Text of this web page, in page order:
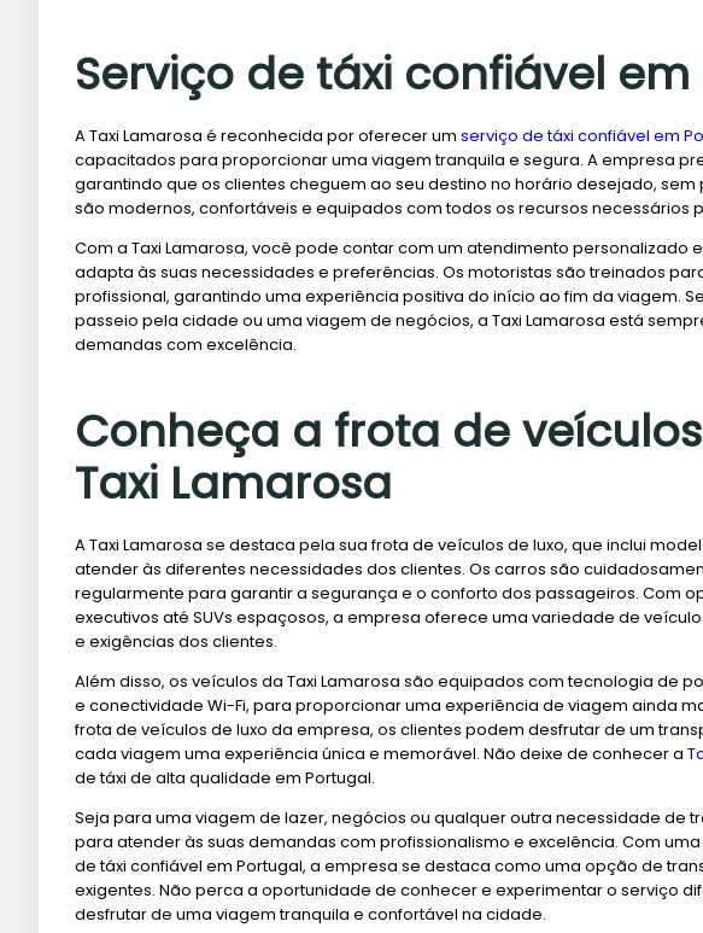
Serviço de táxi confiável
A Taxi Lamarosa é reconhecida por oferecer um serviço de táxi confiável em
capacitados para proporcionar uma viagem tranquila e segura. A empresa
garantindo que os clientes cheguem ao seu destino no horário desejado,
são modernos, confortáveis e equipados com todos os recursos necessários
Com a Taxi Lamarosa, você pode contar com um atendimento personalizado
adapta às suas necessidades e preferências. Os motoristas são treinados
profissional, garantindo uma experiência positiva do início ao fim da viagem.
passeio pela cidade ou uma viagem de negócios, a Taxi Lamarosa está
demandas com excelência.
Conheça a frota de
Taxi Lamarosa
A Taxi Lamarosa se destaca pela sua frota de veículos de luxo, que inclui
atender às diferentes necessidades dos clientes. Os carros são
regularmente para garantir a segurança e o conforto dos passageiros. Com
executivos até SUVs espaçosos, a empresa oferece uma variedade de
e exigências dos clientes.
Além disso, os veículos da Taxi Lamarosa são equipados com tecnologia de
e conectividade Wi-Fi, para proporcionar uma experiência de viagem ainda
frota de veículos de luxo da empresa, os clientes podem desfrutar de um
cada viagem uma experiência única e memorável. Não deixe de conhecer a
de táxi de alta qualidade em Portugal.
Seja para uma viagem de lazer, negócios ou qualquer outra necessidade de
para atender às suas demandas com profissionalismo e excelência. Com
de táxi confiável em Portugal, a empresa se destaca como uma opção de
exigentes. Não perca a oportunidade de conhecer e experimentar o serviço
desfrutar de uma viagem tranquila e confortável na cidade.